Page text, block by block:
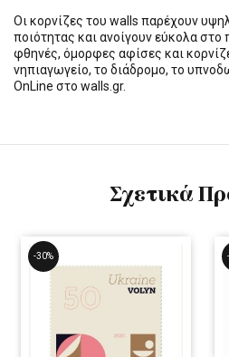
Οι κορνίζες του walls παρέχουν
ποιότητας και ανοίγουν εύκολα
φθηνές, όμορφες αφίσες και
νηπιαγωγείο, το διάδρομο, το
OnLine στο walls.gr.
Σχετικά
-30%